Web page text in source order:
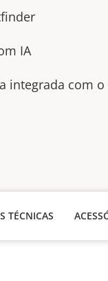
IA
integrada com o
TÉCNICAS